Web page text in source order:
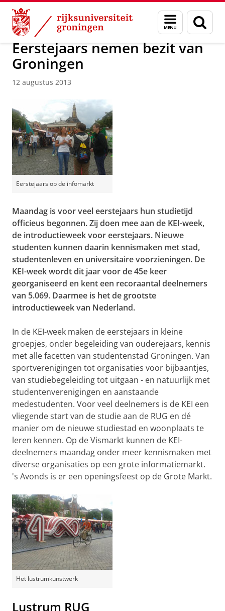
Skip
Content
Skip
Navigation
Menu
en
zoeken
Over ons Actueel Nieuws Nieuwsberichten
Eerstejaars nemen bezit van
Groningen
12 augustus 2013
Eerstejaars op de infomarkt
Maandag is voor veel eerstejaars hun studietijd
officieus begonnen. Zij doen mee aan de KEI-week,
de introductieweek voor eerstejaars. Nieuwe
studenten kunnen daarin kennismaken met stad,
studentenleven en universitaire voorzieningen. De
KEI-week wordt dit jaar voor de 45e keer
georganiseerd en kent een recoraantal deelnemers
van 5.069. Daarmee is het de grootste
introductieweek van Nederland.
In de KEI-week maken de eerstejaars in kleine
groepjes, onder begeleiding van ouderejaars, kennis
met alle facetten van studentenstad Groningen. Van
sportverenigingen tot organisaties voor bijbaantjes,
van studiebegeleiding tot uitgaan - en natuurlijk met
studentenverenigingen en aanstaande
medestudenten. Voor veel deelnemers is de KEI een
vliegende start van de studie aan de RUG en dé
manier om de nieuwe studiestad en woonplaats te
leren kennen. Op de Vismarkt kunnen de KEI-
deelnemers maandag onder meer kennismaken met
diverse organisaties op een grote informatiemarkt.
's Avonds is er een openingsfeest op de Grote Markt.
Het lustrumkunstwerk
Lustrum RUG